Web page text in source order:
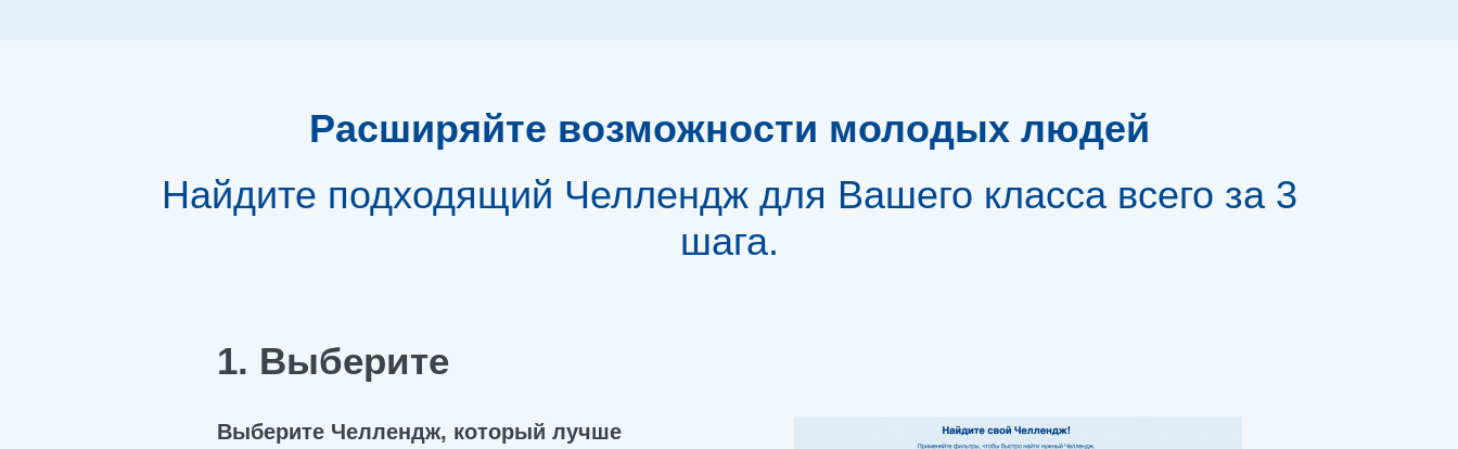
Расширяйте возможности молодых людей
Найдите подходящий Челлендж для Вашего класса всего за 3
шага.
1. Выберите
Выберите Челлендж, который лучше